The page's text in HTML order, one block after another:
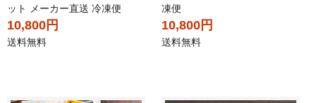
ット メーカー直送 冷凍便
10,800円
送料無料
凍便
10,800円
送料無料